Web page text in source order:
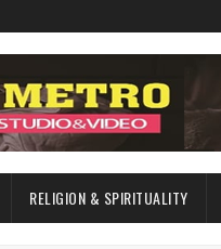
RELIGION & SPIRITUALITY